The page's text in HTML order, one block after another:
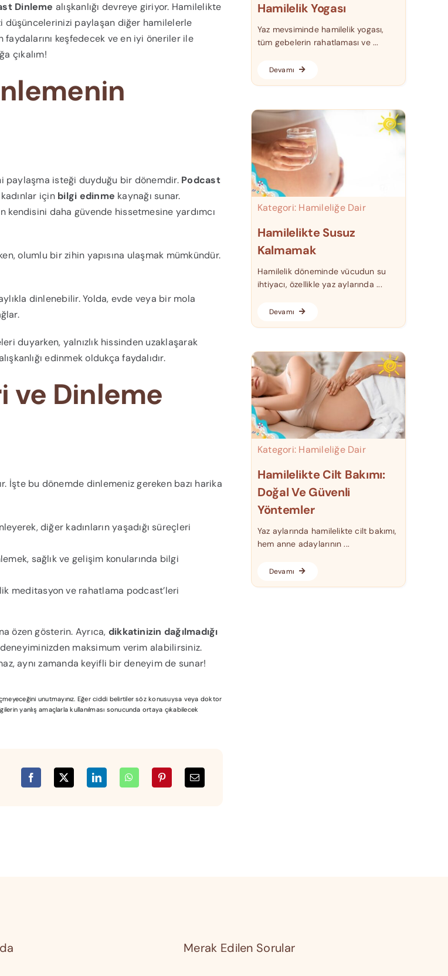
Dinleme alışkanlığı devreye giriyor. Hamilelikte
paylaşan diğer hamilelerle
keşfedecek ve en iyi öneriler ile
çıkalım!
paylaşma isteği duyduğu bir dönemdir. Podcast
için bilgi edinme kaynağı sunar.
kendisini daha güvende hissetmesine yardımcı
olumlu bir zihin yapısına ulaşmak mümkündür.
dinlenebilir. Yolda, evde veya bir mola
duyarken, yalnızlık hissinden uzaklaşarak
edinmek oldukça faydalıdır.
ve Dinleme
İşte bu dönemde dinlemeniz gereken bazı harika
diğer kadınların yaşadığı süreçleri
sağlık ve gelişim konularında bilgi
meditasyon ve rahatlama podcast’leri
özen gösterin. Ayrıca, dikkatinizin dağılmadığı
maksimum verim alabilirsiniz.
aynı zamanda keyifli bir deneyim de sunar!
unutmayınız. Eğer ciddi belirtiler söz konusuysa veya doktor
yanlış amaçlarla kullanılması sonucunda ortaya çıkabilecek
Hamilelik Yogası
Yaz mevsiminde hamilelik yogası,
tüm gebelerin rahatlaması ve ...
Devamı
Kategori: Hamileliğe Dair
Hamilelikte Susuz
Kalmamak
Hamilelik döneminde vücudun su
ihtiyacı, özellikle yaz aylarında ...
Devamı
Kategori: Hamileliğe Dair
Hamilelikte Cilt Bakımı:
Doğal Ve Güvenli
Yöntemler
Yaz aylarında hamilelikte cilt bakımı,
hem anne adaylarının ...
Devamı
Merak Edilen Sorular